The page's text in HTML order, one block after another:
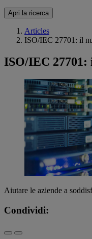
Apri la ricerca
Articles
ISO/IEC 27701: il
ISO/IEC
Aiutare le aziende a
Condividi: